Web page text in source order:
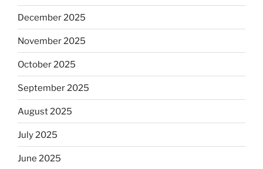
December 2025
November 2025
October 2025
September 2025
August 2025
July 2025
June 2025